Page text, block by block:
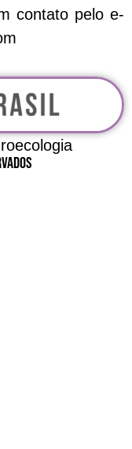
contato pelo e-